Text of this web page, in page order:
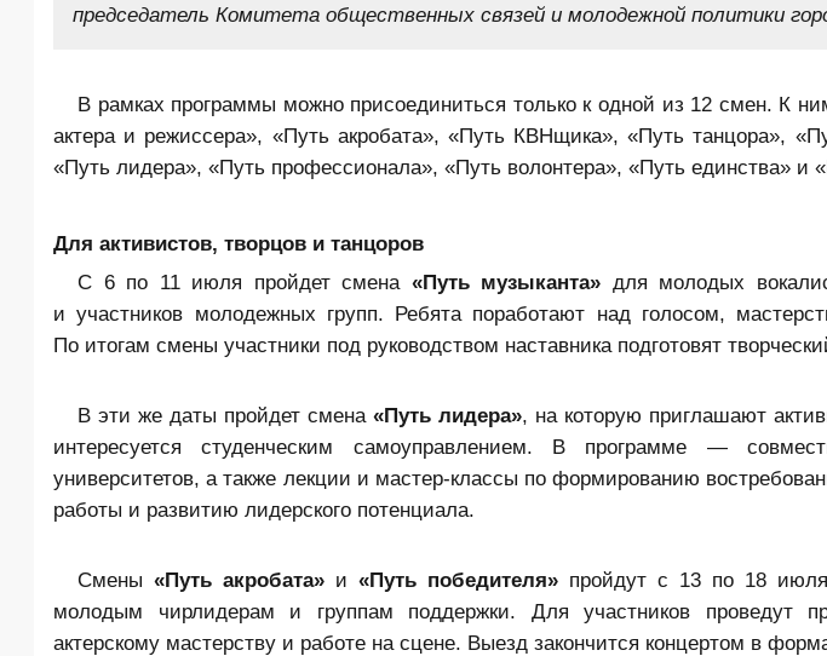
председатель Комитета общественных связей и молодежной политики
В рамках программы можно присоединиться только к одной из 12 смен. К
актера и режиссера», «Путь акробата», «Путь КВНщика», «Путь танцора»,
«Путь лидера», «Путь профессионала», «Путь волонтера», «Путь единства» и
Для активистов, творцов и танцоров
С 6 по 11 июля пройдет смена «Путь музыканта» для молодых
и участников молодежных групп. Ребята поработают над голосом,
По итогам смены участники под руководством наставника подготовят
В эти же даты пройдет смена «Путь лидера», на которую приглашают
интересуется студенческим самоуправлением. В программе —
университетов, а также лекции и мастер-классы по формированию
работы и развитию лидерского потенциала.
Смены «Путь акробата» и «Путь победителя» пройдут с 13 по 18
молодым чирлидерам и группам поддержки. Для участников проведут
актерскому мастерству и работе на сцене. Выезд закончится концертом в